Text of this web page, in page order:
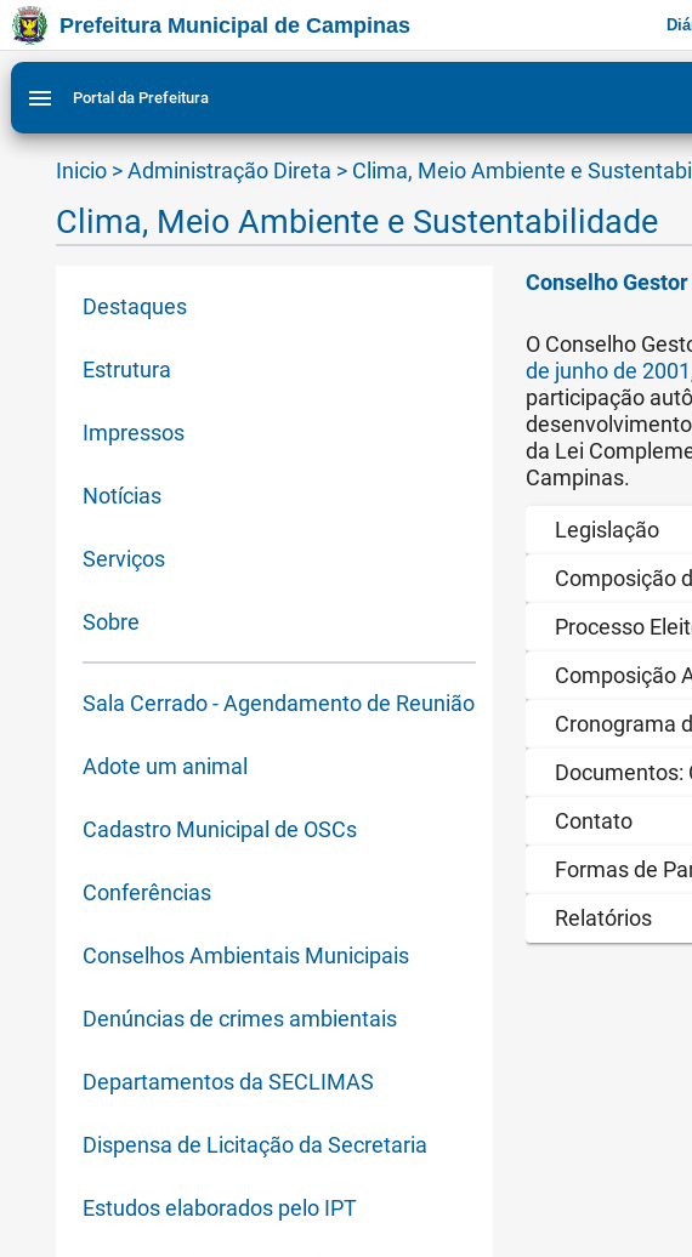
Ir para conteudo 1
Ir para menu do site da Prefeitura de Campinas
Ligar/Desligar contraste visual de tela para acessibilidade
Prefeitura Municipal de Campinas
menu Portal da Prefeitura
Inicio>Administração Direta > Clima, Meio Ambiente e
Clima, Meio Ambiente e Sustentabilidade
Destaques
Estrutura
Impressos
Notícias
Serviços
Sobre
Sala Cerrado - Agendamento de Reunião
Adote um animal
Cadastro Municipal de OSCs
Conferências
Conselhos Ambientais Municipais
Denúncias de crimes ambientais
Departamentos da SECLIMAS
Dispensa de Licitação da Secretaria
Estudos elaborados pelo IPT
Conselho Gestor
O Conselho
de junho de 2001
participação
da Lei
Campinas.
Legislação
Composição
Processo
Composição
Cronograma
Documentos:
Contato
Formas de
Relatórios